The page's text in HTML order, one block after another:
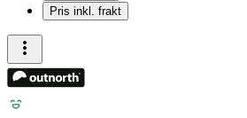
Pris inkl. frakt